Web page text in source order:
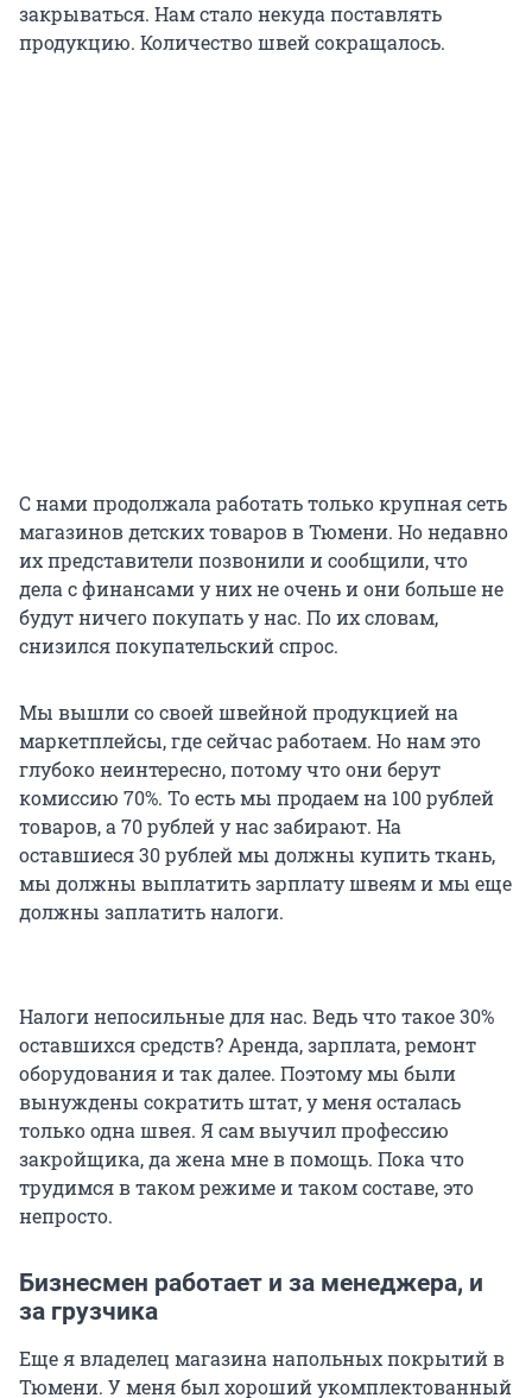
закрываться. Нам стало некуда поставлять
продукцию. Количество швей сокращалось.
С нами продолжала работать только крупная сеть
магазинов детских товаров в Тюмени. Но недавно
их представители позвонили и сообщили, что
дела с финансами у них не очень и они больше не
будут ничего покупать у нас. По их словам,
снизился покупательский спрос.
Мы вышли со своей швейной продукцией на
маркетплейсы, где сейчас работаем. Но нам это
глубоко неинтересно, потому что они берут
комиссию 70%. То есть мы продаем на 100 рублей
товаров, а 70 рублей у нас забирают. На
оставшиеся 30 рублей мы должны купить ткань,
мы должны выплатить зарплату швеям и мы еще
должны заплатить налоги.
Налоги непосильные для нас. Ведь что такое 30%
оставшихся средств? Аренда, зарплата, ремонт
оборудования и так далее. Поэтому мы были
вынуждены сократить штат, у меня осталась
только одна швея. Я сам выучил профессию
закройщика, да жена мне в помощь. Пока что
трудимся в таком режиме и таком составе, это
непросто.
Бизнесмен работает и за менеджера, и
за грузчика
Еще я владелец магазина напольных покрытий в
Тюмени. У меня был хороший укомплектованный